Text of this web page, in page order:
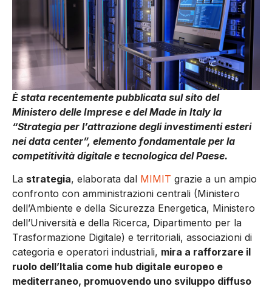
È stata recentemente pubblicata sul sito del
Ministero delle Imprese e del Made in Italy la
“Strategia per l’attrazione degli investimenti esteri
nei data center”, elemento fondamentale per la
competitività digitale e tecnologica del Paese.
La strategia, elaborata dal MIMIT grazie a un ampio
confronto con amministrazioni centrali (Ministero
dell’Ambiente e della Sicurezza Energetica, Ministero
dell’Università e della Ricerca, Dipartimento per la
Trasformazione Digitale) e territoriali, associazioni di
categoria e operatori industriali, mira a rafforzare il
ruolo dell’Italia come hub digitale europeo e
mediterraneo, promuovendo uno sviluppo diffuso